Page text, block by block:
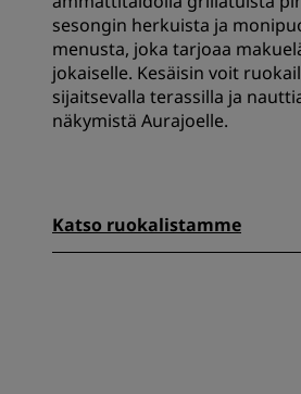
sesongin herkuista ja
menusta, joka tarjoaa
jokaiselle. Kesäisin voit
sijaitsevalla terassilla ja
näkymistä Aurajoelle.
Katso ruokalistamme